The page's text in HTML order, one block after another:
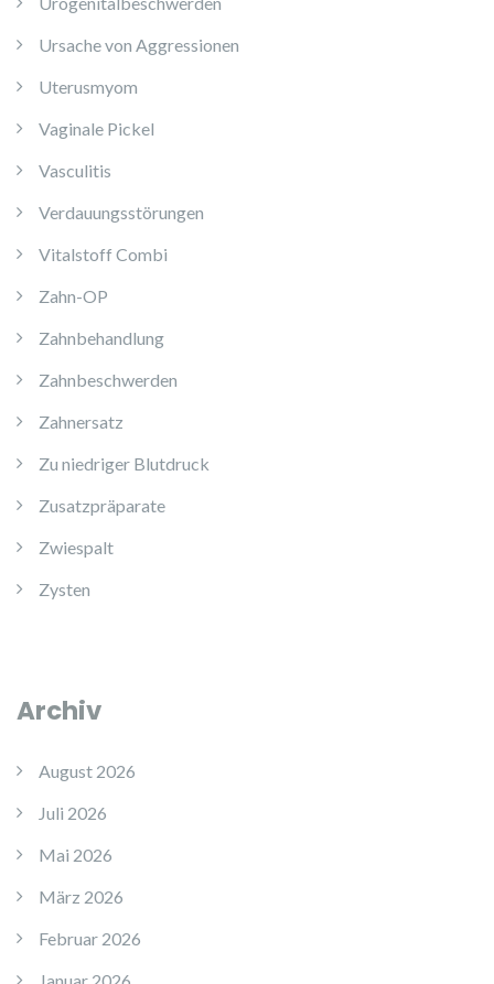
Ursache von Aggressionen
Uterusmyom
Vaginale Pickel
Vasculitis
Verdauungsstörungen
Vitalstoff Combi
Zahn-OP
Zahnbehandlung
Zahnbeschwerden
Zahnersatz
Zu niedriger Blutdruck
Zusatzpräparate
Zwiespalt
Zysten
Archiv
August 2026
Juli 2026
Mai 2026
März 2026
Februar 2026
Januar 2026